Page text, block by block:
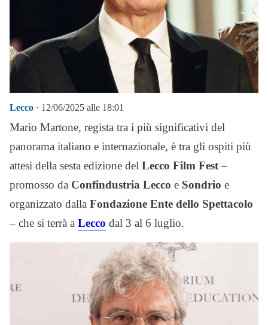
Lecco · 12/06/2025 alle 18:01
Mario Martone, regista tra i più significativi del
panorama italiano e internazionale, è tra gli ospiti più
attesi della sesta edizione del Lecco Film Fest–
promosso da Confindustria Lecco e Sondrio e
organizzato dalla Fondazione Ente dello Spettacolo
– che si terrà a Lecco dal 3 al 6 luglio.